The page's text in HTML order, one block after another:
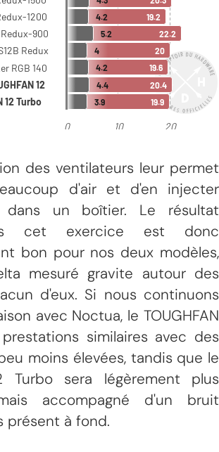
des ventilateurs leur permet
d'air et d'en injecter
dans un boîtier. Le résultat
cet exercice est donc
bon pour nos deux modèles,
mesuré gravite autour des
d'eux. Si nous continuons
avec Noctua, le TOUGHFAN
similaires avec des
moins élevées, tandis que le
Turbo sera légèrement plus
accompagné d'un bruit
présent à fond.